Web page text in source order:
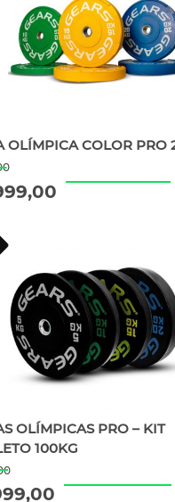
POR WHATSAPP
OLÍMPICA COLOR PRO
OLÍMPICAS PRO – KIT
100KG